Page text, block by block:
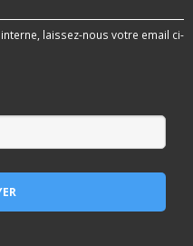
laissez-nous votre email ci-